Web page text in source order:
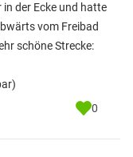
der Ecke und hatte
vom Freibad
schöne Strecke:
0